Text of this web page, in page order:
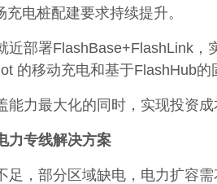
电桩配建要求持续提升。
近部署FlashBase+FlashLink，
的移动充电和基于FlashHub的
能力最大化的同时，实现投资成
力专线解决方案
足，部分区域缺电，电力扩容需